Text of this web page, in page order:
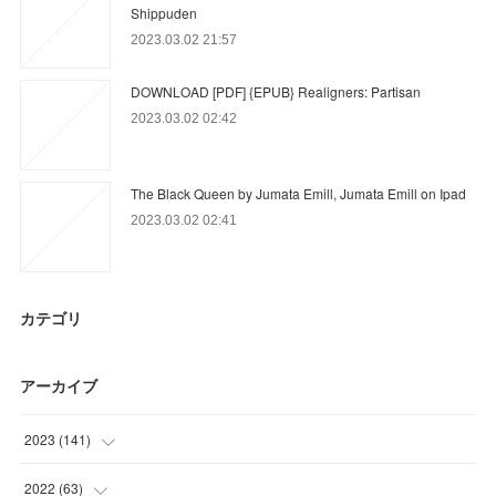
Shippuden
2023.03.02 21:57
DOWNLOAD [PDF] {EPUB} Realigners: Partisan
2023.03.02 02:42
The Black Queen by Jumata Emill, Jumata Emill on Ipad
2023.03.02 02:41
カテゴリ
アーカイブ
2023 (141)
(9
2022 (63)